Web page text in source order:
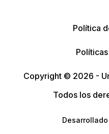
Política
Copyright © 2026 -
Todos los